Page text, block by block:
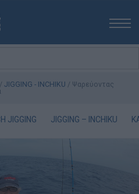
/ JIGGING - INCHIKU / Ψαρεύοντας
JIGGING JIGGING – INCHIKU